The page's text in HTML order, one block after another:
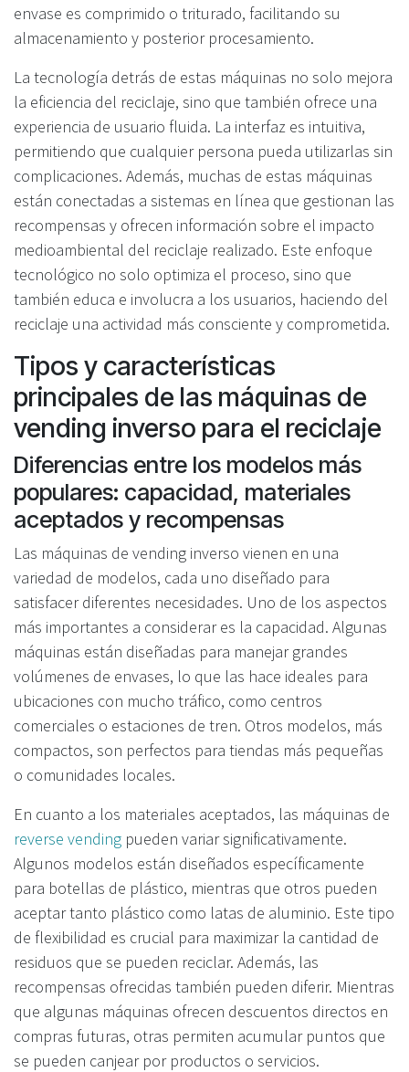
envase es comprimido o triturado, facilitando su
almacenamiento y posterior procesamiento.
La tecnología detrás de estas máquinas no solo mejora
la eficiencia del reciclaje, sino que también ofrece una
experiencia de usuario fluida. La interfaz es intuitiva,
permitiendo que cualquier persona pueda utilizarlas sin
complicaciones. Además, muchas de estas máquinas
están conectadas a sistemas en línea que gestionan las
recompensas y ofrecen información sobre el impacto
medioambiental del reciclaje realizado. Este enfoque
tecnológico no solo optimiza el proceso, sino que
también educa e involucra a los usuarios, haciendo del
reciclaje una actividad más consciente y comprometida.
Tipos y características
principales de las máquinas de
vending inverso para el reciclaje
Diferencias entre los modelos más
populares: capacidad, materiales
aceptados y recompensas
Las máquinas de vending inverso vienen en una
variedad de modelos, cada uno diseñado para
satisfacer diferentes necesidades. Uno de los aspectos
más importantes a considerar es la capacidad. Algunas
máquinas están diseñadas para manejar grandes
volúmenes de envases, lo que las hace ideales para
ubicaciones con mucho tráfico, como centros
comerciales o estaciones de tren. Otros modelos, más
compactos, son perfectos para tiendas más pequeñas
o comunidades locales.
En cuanto a los materiales aceptados, las máquinas de
reverse vending pueden variar significativamente.
Algunos modelos están diseñados específicamente
para botellas de plástico, mientras que otros pueden
aceptar tanto plástico como latas de aluminio. Este tipo
de flexibilidad es crucial para maximizar la cantidad de
residuos que se pueden reciclar. Además, las
recompensas ofrecidas también pueden diferir. Mientras
que algunas máquinas ofrecen descuentos directos en
compras futuras, otras permiten acumular puntos que
se pueden canjear por productos o servicios.